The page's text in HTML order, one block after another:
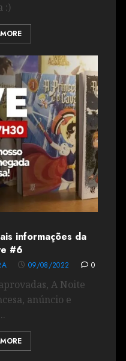
:)
informações da
#6
09/08/2022 0
A Noite
anúncio e